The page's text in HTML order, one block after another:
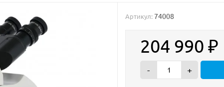
Артикул: 74008
204 990 ₽
- +